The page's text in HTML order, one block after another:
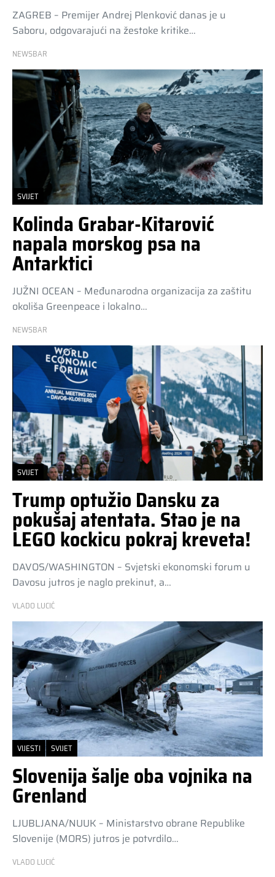
ZAGREB – Premijer Andrej Plenković danas je u
Saboru, odgovarajući na žestoke kritike…
NEWSBAR
SVIJET
Kolinda Grabar-Kitarović
napala morskog psa na
Antarktici
JUŽNI OCEAN – Međunarodna organizacija za zaštitu
okoliša Greenpeace i lokalno…
NEWSBAR
SVIJET
Trump optužio Dansku za
pokušaj atentata. Stao je na
LEGO kockicu pokraj kreveta!
DAVOS/WASHINGTON – Svjetski ekonomski forum u
Davosu jutros je naglo prekinut, a…
VLADO LUCIĆ
VIJESTI SVIJET
Slovenija šalje oba vojnika na
Grenland
LJUBLJANA/NUUK – Ministarstvo obrane Republike
Slovenije (MORS) jutros je potvrdilo…
VLADO LUCIĆ